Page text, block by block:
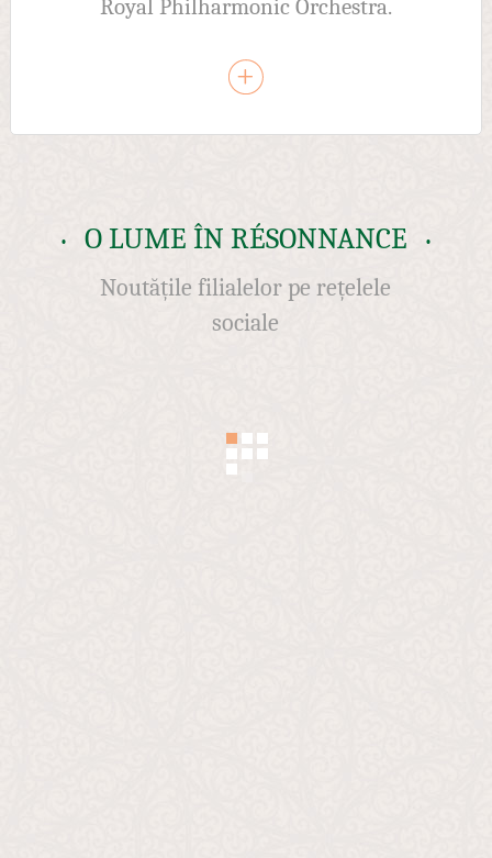
Royal Philharmonic Orchestra.
O LUME ÎN RÉSONNANCE
Noutățile filialelor pe rețelele
sociale